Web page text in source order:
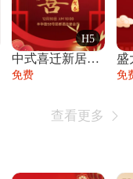
H5
中式喜迁新居乔迁之喜邀请函宴会请帖
免费 免
查看更多 